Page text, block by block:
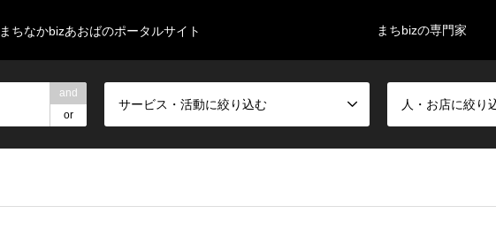
まちなかbizあおばのポータルサイト まちbizの専門家
and
or
サービス・活動に絞り込む 人・お店に絞り